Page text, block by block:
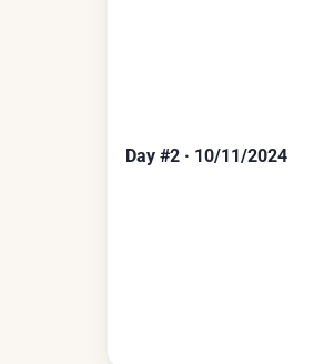
Day #2 · 10/11/2024